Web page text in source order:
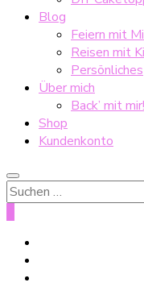
Blog
Feiern mit
Reisen mit
Persönliches
Über mich
Back’ mit mir!
Shop
Kundenkonto
Suche
nach: